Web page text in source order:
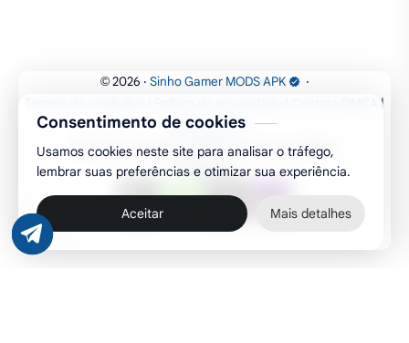
luta educação
emuladores desenho
criatividade artes tabuleiro
© 2026 ‧ Sinho Gamer MODS APK
‧
|
Mapa do Site
Desde 2017 trazendo MODS de forma confiável.
Parceiros:
Consentimento de cookies
Usamos cookies neste site para analisar o tráfego,
lembrar suas preferências e otimizar sua experiência.
Aceitar Mais detalhes